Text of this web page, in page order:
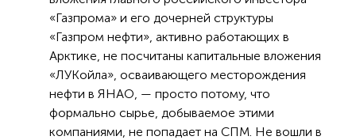
«Газпрома» и его дочерней структуры
«Газпром нефти», активно работающих в
Арктике, не посчитаны капитальные вложения
«ЛУКойла», осваивающего месторождения
нефти в ЯНАО, — просто потому, что
формально сырье, добываемое этими
компаниями, не попадает на СПМ. Не вошли в